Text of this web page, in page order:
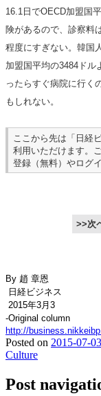
16.1日でOECD加盟国
険があるので、診察料
程度にすぎない。韓国
加盟国平均の3484ドル
ったらすぐ病院に行く
もしれない。
ここから先は「日経
利用いただけます。
登録（無料）やログ
>>次
By 趙 章恩
日経ビジネス
2015年3月3
-Original column
http://
Posted on 2015-07-03
Culture
Post